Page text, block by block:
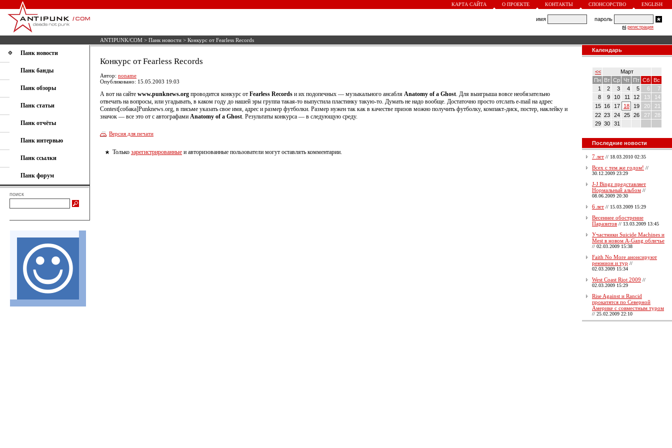
КАРТА САЙТА О ПРОЕКТЕ КОНТАКТЫ СПОНСОРСТВО ENGLISH
имя пароль
регистрация
ANTIPUNK/COM > Панк новости > Конкурс от Fearless Records
Панк новости
Панк банды
Панк обзоры
Панк статьи
Панк отчёты
Панк интервью
Панк ссылки
Панк форум
поиск
Конкурс от Fearless Records
Автор: noname
Опубликовано: 15.05.2003 19:03
А вот на сайте www.punknews.org проводится конкурс от Fearless Records и их подопечных — музыкального ансабля Anatomy of a Ghost. Для выигрыша вовсе необязательно
отвечать на вопросы, или угадывать, в каком году до нашей эры группа такая-то выпустила пластинку такую-то. Думать не надо вообще. Достаточно просто отслать e-mail на адрес
Contest[собака]Punknews.org, в письме указать свое имя, адрес и размер футболки. Размер нужен так как в качестве призов можно получить футболку, компакт-диск, постер, наклейку и
значок — все это от с автографами Anatomy of a Ghost. Результаты конкурса — в следующую среду.
Версия для печати
Только зарегистрированные и авторизованные пользователи могут оставлять комментарии.
Календарь
<<
Март
Пн
Вт Ср Чт Пт Сб
Вс
1
2 3 4 5 6
7
8
9 10 11 12 13
14
15 16 17 18 19 20
21
22 23 24 25 26 27
28
29 30 31
Последние новости
7 лет // 18.03.2010 02:35
Всех с тем же годом! //
30.12.2009 23:29
J-J Bingz представляет
Нормальный альбом //
08.06.2009 20:30
6 лет // 15.03.2009 15:29
Весеннее обострение
Паразитов // 13.03.2009 13:45
Участники Suicide Machines и
Mest в новом A-Gang обличье
// 02.03.2009 15:38
Faith No More анонсируют
реюнион и тур //
02.03.2009 15:34
West Coast Riot 2009 //
02.03.2009 15:29
Rise Against и Rancid
прокатятся по Северной
Америке с совместным туром
// 25.02.2009 22:10